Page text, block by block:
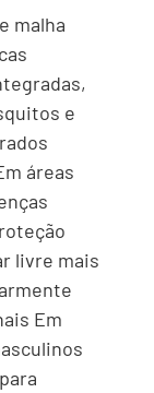
malha
e
áreas
livre mais
Em